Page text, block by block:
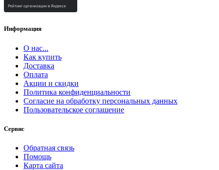
Информация
О нас...
Как купить
Доставка
Оплата
Акции и скидки
Политика конфиденциальности
Согласие на обработку персональных данных
Пользовательское соглашение
Сервис
Обратная связь
Помощь
Карта сайта